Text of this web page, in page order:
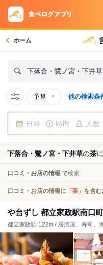
ホーム
下落合・鷺ノ宮・下井
予算 他の検索条
日時 時間 人数
下落合・鷺ノ宮・下井草の茶
口コミ・お店の情報 で検索
口コミ・お店の情報に 「茶」 を含む
や台ずし 都立家政駅南口町
都立家政駅 122m / 居酒屋、寿司、